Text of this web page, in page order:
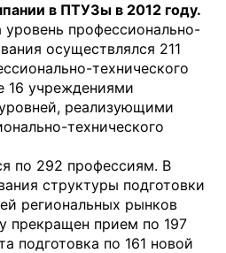
в ПТУЗы в 2012 году.
профессионально-
осуществлялся 211
технического
16 учреждениями
реализующими
технического
по 292 профессиям. В
структуры подготовки
региональных рынков
прекращен прием по 197
подготовка по 161 новой